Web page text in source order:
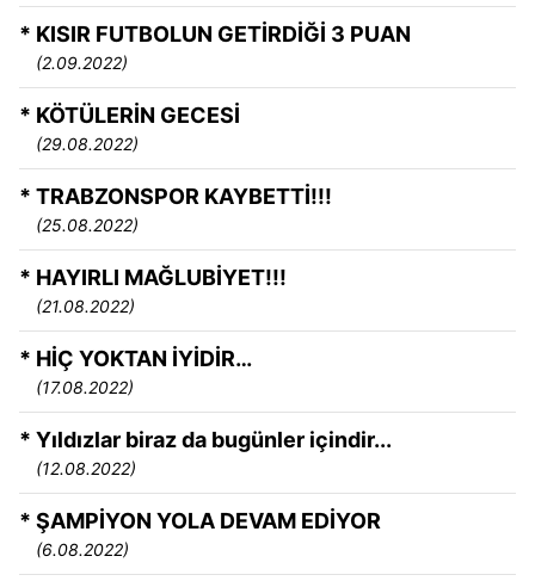
* KISIR FUTBOLUN GETİRDİĞİ 3 PUAN
(2.09.2022)
* KÖTÜLERİN GECESİ
(29.08.2022)
* TRABZONSPOR KAYBETTİ!!!
(25.08.2022)
* HAYIRLI MAĞLUBİYET!!!
(21.08.2022)
* HİÇ YOKTAN İYİDİR…
(17.08.2022)
* Yıldızlar biraz da bugünler içindir...
(12.08.2022)
* ŞAMPİYON YOLA DEVAM EDİYOR
(6.08.2022)